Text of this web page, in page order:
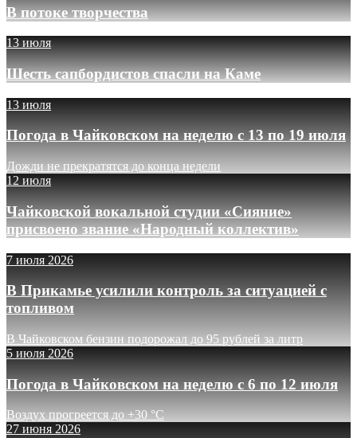
В потоке творчества
13 июля
Шесть сапбордистов спасли на Каме
13 июля
Погода в Чайковском на неделю с 13 по 19 июля
Дожди не прекратятся до конца недели
12 июля
Чайковской вокальной студии «Сияние»
присвоено звание «Народный коллектив»
7 июля 2026
В Прикамье усилили контроль за ситуацией с
топливом
В Чайковском бензин подорожал до 95 рублей за литр
5 июля 2026
Погода в Чайковском на неделю с 6 по 12 июля
Воздух прогреется до +30 °C
27 июня 2026